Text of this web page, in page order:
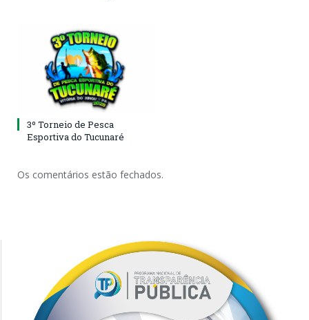
3º Torneio de Pesca
Esportiva do Tucunaré
Os comentários estão fechados.